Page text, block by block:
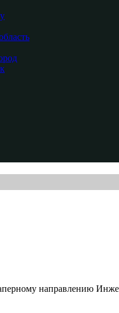
направлению